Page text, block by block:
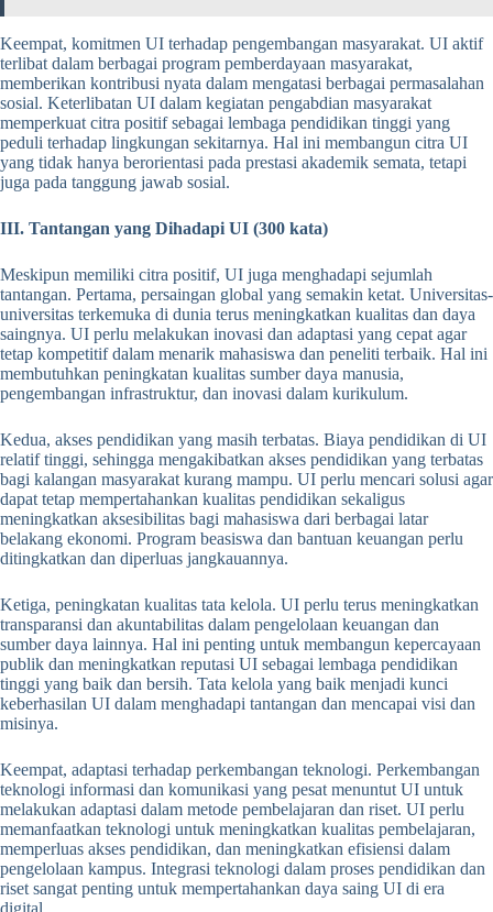
Keempat, komitmen UI terhadap pengembangan masyarakat. UI aktif
terlibat dalam berbagai program pemberdayaan masyarakat,
memberikan kontribusi nyata dalam mengatasi berbagai permasalahan
sosial. Keterlibatan UI dalam kegiatan pengabdian masyarakat
memperkuat citra positif sebagai lembaga pendidikan tinggi yang
peduli terhadap lingkungan sekitarnya. Hal ini membangun citra UI
yang tidak hanya berorientasi pada prestasi akademik semata, tetapi
juga pada tanggung jawab sosial.
III. Tantangan yang Dihadapi UI (300 kata)
Meskipun memiliki citra positif, UI juga menghadapi sejumlah
tantangan. Pertama, persaingan global yang semakin ketat. Universitas-
universitas terkemuka di dunia terus meningkatkan kualitas dan daya
saingnya. UI perlu melakukan inovasi dan adaptasi yang cepat agar
tetap kompetitif dalam menarik mahasiswa dan peneliti terbaik. Hal ini
membutuhkan peningkatan kualitas sumber daya manusia,
pengembangan infrastruktur, dan inovasi dalam kurikulum.
Kedua, akses pendidikan yang masih terbatas. Biaya pendidikan di UI
relatif tinggi, sehingga mengakibatkan akses pendidikan yang terbatas
bagi kalangan masyarakat kurang mampu. UI perlu mencari solusi agar
dapat tetap mempertahankan kualitas pendidikan sekaligus
meningkatkan aksesibilitas bagi mahasiswa dari berbagai latar
belakang ekonomi. Program beasiswa dan bantuan keuangan perlu
ditingkatkan dan diperluas jangkauannya.
Ketiga, peningkatan kualitas tata kelola. UI perlu terus meningkatkan
transparansi dan akuntabilitas dalam pengelolaan keuangan dan
sumber daya lainnya. Hal ini penting untuk membangun kepercayaan
publik dan meningkatkan reputasi UI sebagai lembaga pendidikan
tinggi yang baik dan bersih. Tata kelola yang baik menjadi kunci
keberhasilan UI dalam menghadapi tantangan dan mencapai visi dan
misinya.
Keempat, adaptasi terhadap perkembangan teknologi. Perkembangan
teknologi informasi dan komunikasi yang pesat menuntut UI untuk
melakukan adaptasi dalam metode pembelajaran dan riset. UI perlu
memanfaatkan teknologi untuk meningkatkan kualitas pembelajaran,
memperluas akses pendidikan, dan meningkatkan efisiensi dalam
pengelolaan kampus. Integrasi teknologi dalam proses pendidikan dan
riset sangat penting untuk mempertahankan daya saing UI di era